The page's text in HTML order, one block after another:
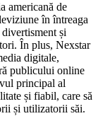
americană de
în întreaga
și
În plus, Nexstar
digitale,
publicului online
principal al
și fiabil, care să
și utilizatorii săi.